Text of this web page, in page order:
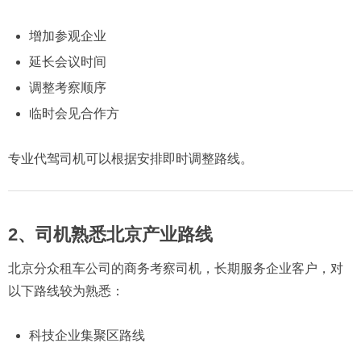
增加参观企业
延长会议时间
调整考察顺序
临时会见合作方
专业代驾司机可以根据安排即时调整路线。
2、司机熟悉北京产业路线
北京分众租车公司的商务考察司机，长期服务企业客户，对
以下路线较为熟悉：
科技企业集聚区路线